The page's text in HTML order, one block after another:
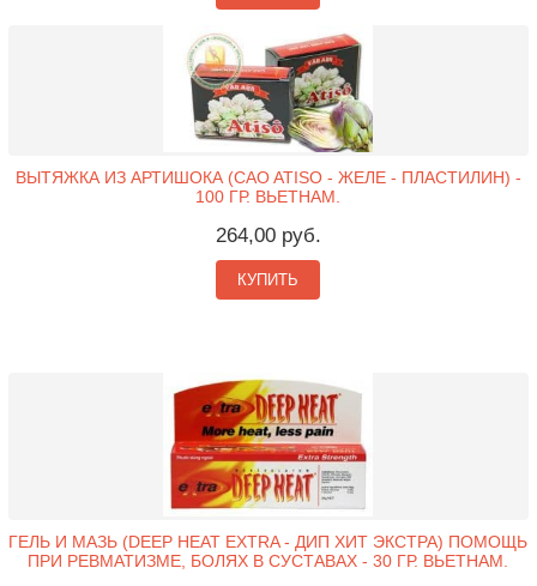
ВЫТЯЖКА ИЗ АРТИШОКА (CAO ATISO - ЖЕЛЕ - ПЛАСТИЛИН) -
100 ГР. ВЬЕТНАМ.
264,00 руб.
КУПИТЬ
ГЕЛЬ И МАЗЬ (DEEP HEAT EXTRA - ДИП ХИТ ЭКСТРА) ПОМОЩЬ
ПРИ РЕВМАТИЗМЕ, БОЛЯХ В СУСТАВАХ - 30 ГР. ВЬЕТНАМ.